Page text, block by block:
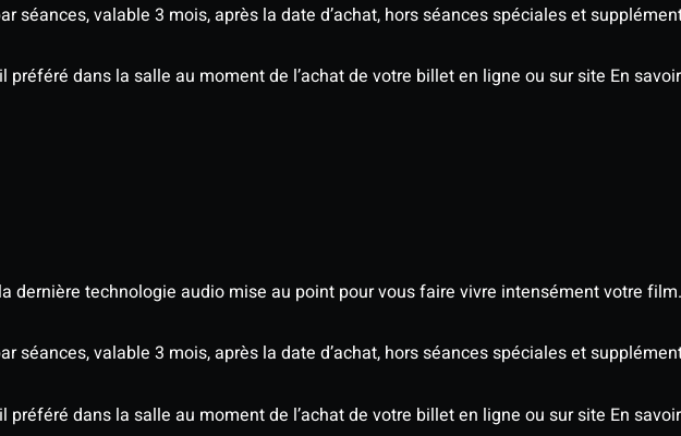
séances, valable 3 mois, après la date d’achat, hors séances spéciales et
dans la salle au moment de l’achat de votre billet en ligne ou sur site En
dernière technologie audio mise au point pour vous faire vivre intensément votre film.
séances, valable 3 mois, après la date d’achat, hors séances spéciales et
dans la salle au moment de l’achat de votre billet en ligne ou sur site En